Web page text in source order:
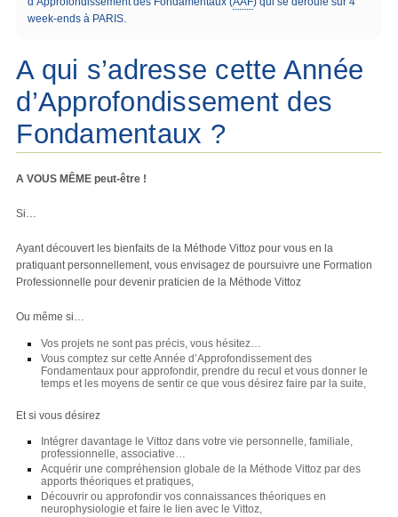
week-ends à PARIS.
A qui s’adresse cette Année
d’Approfondissement des
Fondamentaux ?
A VOUS MÊME peut-être !
Si…
Ayant découvert les bienfaits de la Méthode Vittoz pour vous en la
pratiquant personnellement, vous envisagez de poursuivre une Formation
Professionnelle pour devenir praticien de la Méthode Vittoz
Ou même si…
Vos projets ne sont pas précis, vous hésitez…
Vous comptez sur cette Année d’Approfondissement des
Fondamentaux pour approfondir, prendre du recul et vous donner le
temps et les moyens de sentir ce que vous désirez faire par la suite,
Et si vous désirez
Intégrer davantage le Vittoz dans votre vie personnelle, familiale,
professionnelle, associative…
Acquérir une compréhension globale de la Méthode Vittoz par des
apports théoriques et pratiques,
Découvrir ou approfondir vos connaissances théoriques en
neurophysiologie et faire le lien avec le Vittoz,